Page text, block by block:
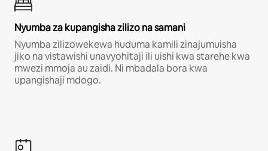
Nyumba za kupangisha zilizo na samani
Nyumba zilizowekewa huduma kamili zinajumuisha
jiko na vistawishi unavyohitaji ili uishi kwa starehe kwa
mwezi mmoja au zaidi. Ni mbadala bora kwa
upangishaji mdogo.